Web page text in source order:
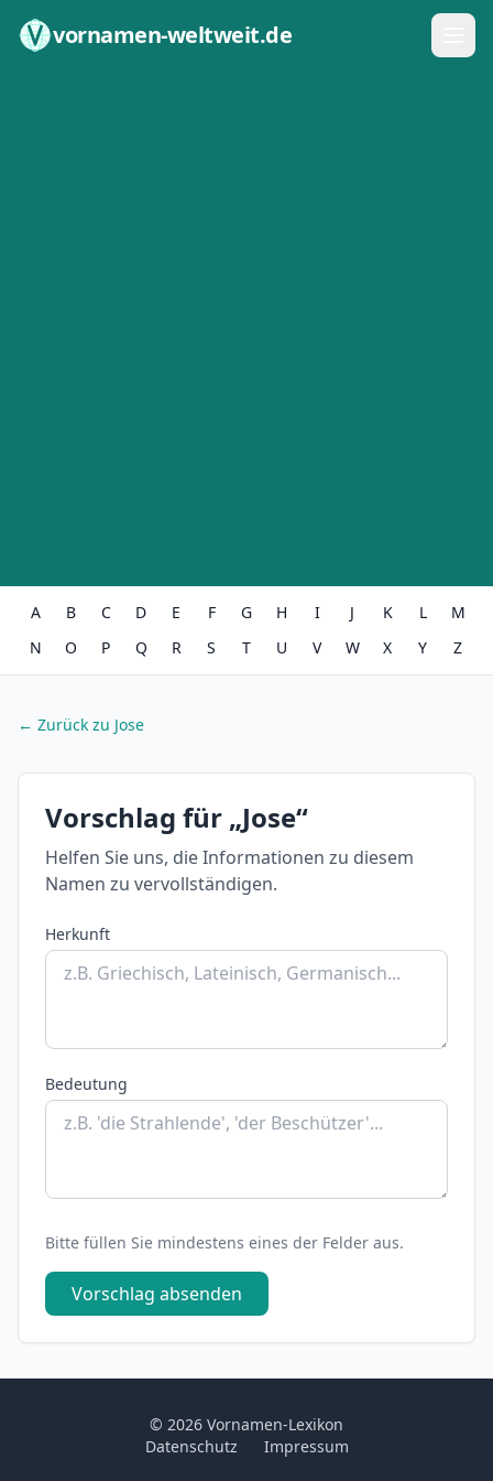
vornamen-weltweit.de
A B C D E F G H I J K L
M
N
O P Q R S T U V W X Y Z
← Zurück zu Jose
Vorschlag für „Jose“
Helfen Sie uns, die Informationen zu diesem
Namen zu vervollständigen.
Herkunft
Bedeutung
Bitte füllen Sie mindestens eines der Felder aus.
Vorschlag absenden
© 2026 Vornamen-Lexikon
Datenschutz
Impressum